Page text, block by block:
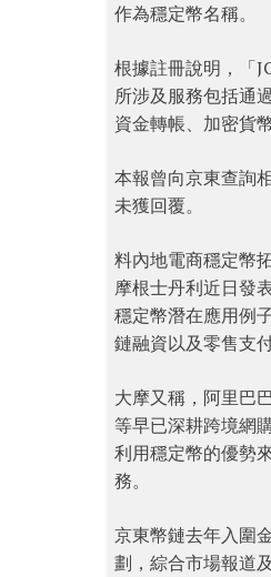
作為穩定幣名稱。
根據註冊說明，「
所涉及服務包括通
資金轉帳、加密貨
本報曾向京東查詢
未獲回覆。
料內地電商穩定幣
摩根士丹利近日發
穩定幣潛在應用例
鏈融資以及零售支付
大摩又稱，阿里巴
等早已深耕跨境網
利用穩定幣的優勢
務。
京東幣鏈去年入圍
劃，綜合市場報道